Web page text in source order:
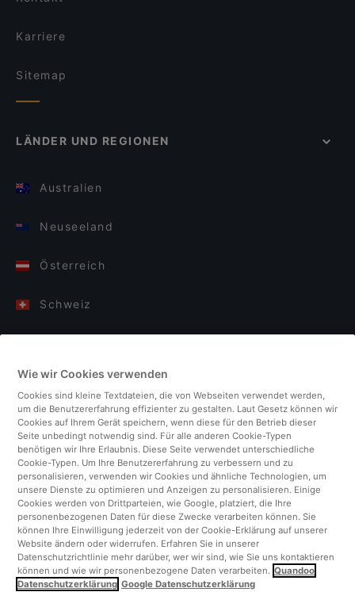
Karriere
Sitemap
LÄNDER UND REGIONEN
Australien
Neuseeland
Österreich
Schweiz
Italien
Finnland
Vereinigtes Königreich
Türkei
Niederlande
Singapur
Wie wir Cookies verwenden
Cookies sind kleine Textdateien, die von Webseiten verwendet werden,
um die Benutzererfahrung effizienter zu gestalten. Laut Gesetz können wir
Cookies auf Ihrem Gerät speichern, wenn diese für den Betrieb dieser
Seite unbedingt notwendig sind. Für alle anderen Cookie-Typen
benötigen wir Ihre Erlaubnis. Diese Seite verwendet unterschiedliche
Cookie-Typen. Um Ihre Benutzererfahrung zu verbessern und zu
personalisieren, verwenden wir Cookies und ähnliche Technologien, um
unsere Dienste zu optimieren und Anzeigen zu personalisieren. Einige
Cookies werden von Drittparteien, wie Google, platziert, die Ihre
personenbezogenen Daten für diese Zwecke verarbeiten können. Sie
können Ihre Einwilligung jederzeit von der Cookie-Erklärung auf unserer
Website ändern oder widerrufen. Erfahren Sie in unserer
Datenschutzrichtlinie mehr darüber, wer wir sind, wie Sie uns kontaktieren
können und wie wir personenbezogene Daten verarbeiten. Quandoo
Datenschutzerklärung Google Datenschutzerklärung